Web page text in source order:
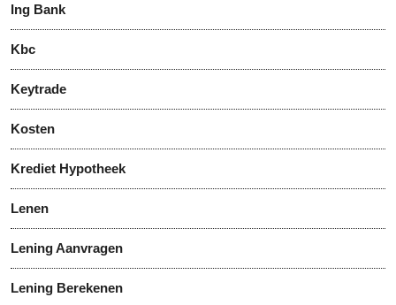
Ing Bank
Kbc
Keytrade
Kosten
Krediet Hypotheek
Lenen
Lening Aanvragen
Lening Berekenen